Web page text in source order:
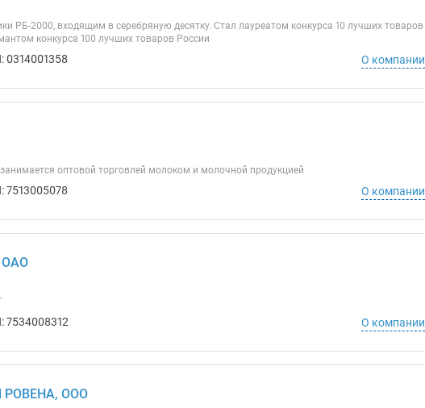
РБ-2000, входящим в серебряную десятку. Стал лауреатом конкурса 10 лучших товаров
конкурса 100 лучших товаров России
0314001358 О компании
оптовой торговлей молоком и молочной продукцией
7513005078 О компании
7534008312 О компании
ООО